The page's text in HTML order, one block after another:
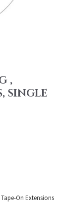
,
SINGLE
On Extensions